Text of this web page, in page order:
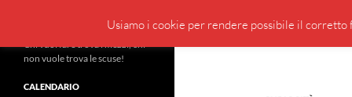
Vai
contenuto
Chi vuol fare trova i mezzi, chi
non vuole trova le scuse!
CALENDARIO
Usiamo i cookie per rendere possibile il